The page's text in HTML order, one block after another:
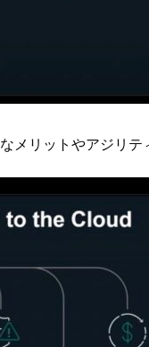
メリットやアジリテ